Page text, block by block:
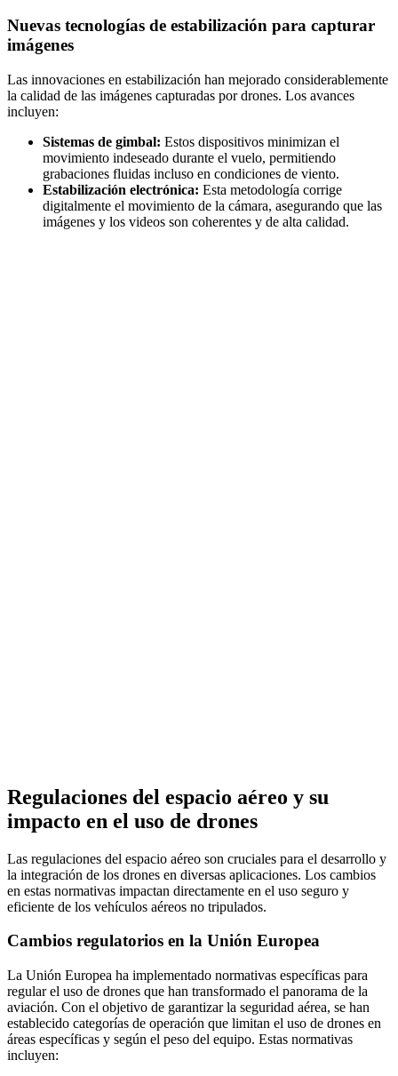
Nuevas tecnologías de estabilización para capturar
imágenes
Las innovaciones en estabilización han mejorado considerablemente
la calidad de las imágenes capturadas por drones. Los avances
incluyen:
Sistemas de gimbal: Estos dispositivos minimizan el
movimiento indeseado durante el vuelo, permitiendo
grabaciones fluidas incluso en condiciones de viento.
Estabilización electrónica: Esta metodología corrige
digitalmente el movimiento de la cámara, asegurando que las
imágenes y los videos son coherentes y de alta calidad.
Regulaciones del espacio aéreo y su
impacto en el uso de drones
Las regulaciones del espacio aéreo son cruciales para el desarrollo y
la integración de los drones en diversas aplicaciones. Los cambios
en estas normativas impactan directamente en el uso seguro y
eficiente de los vehículos aéreos no tripulados.
Cambios regulatorios en la Unión Europea
La Unión Europea ha implementado normativas específicas para
regular el uso de drones que han transformado el panorama de la
aviación. Con el objetivo de garantizar la seguridad aérea, se han
establecido categorías de operación que limitan el uso de drones en
áreas específicas y según el peso del equipo. Estas normativas
incluyen: